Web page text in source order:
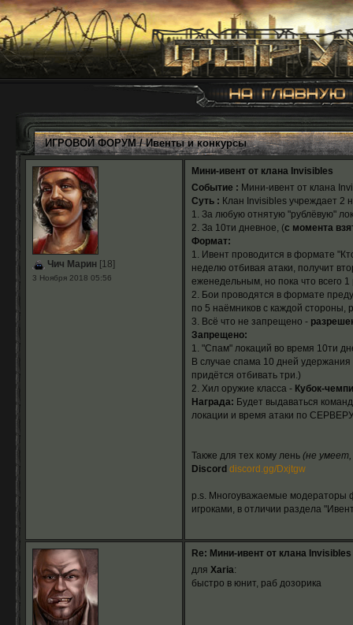
ИГРОВОЙ ФОРУМ/Ивенты и конкурсы
Чич Марин[18]
3 Ноября 2018 05:56
Мини-ивент от клана Invisibles
Событие : Мини-ивент от клана
Суть : Клан Invisibles учреждает 2
1. За любую отнятую "рублёвую"
2. За 10ти дневное, (с момента
Формат:
1. Ивент проводится в формате
неделю отбивая атаки, получит
еженедельным, но пока что всего 1
2. Бои проводятся в формате
по 5 наёмников с каждой стороны,
3. Всё что не запрещено -
Запрещено:
1. "Спам" локаций во время 10ти
В случае спама 10 дней
придётся отбивать три.)
2. Хил оружие класса - Кубок-
Награда: Будет выдаваться
локации и время атаки по
Также для тех кому лень (не
Discord discord.gg/Dxjtgw
p.s. Многоуважаемые модераторы
игроками, в отличии раздела
Re: Мини-ивент от клана Invisibles
для Xaria:
быстро в юнит, раб дозорика